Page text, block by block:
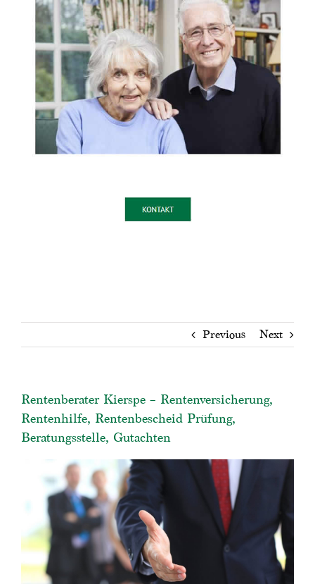
Previous Next
Rentenberater Kierspe – Rentenversicherung,
Rentenhilfe, Rentenbescheid Prüfung,
Beratungsstelle, Gutachten